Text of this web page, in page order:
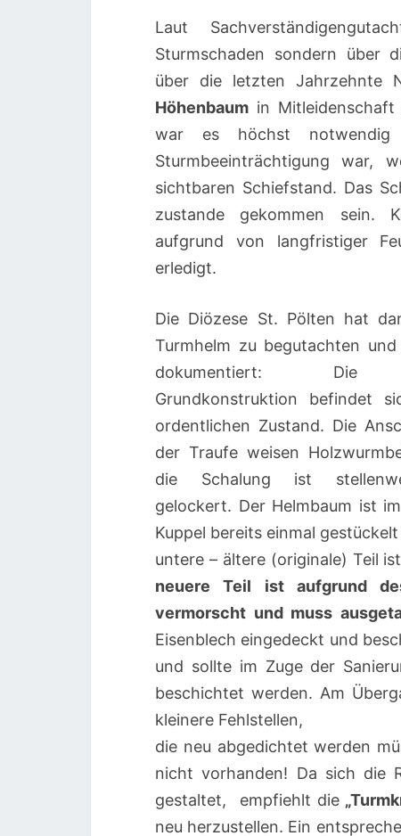
Laut
Sturmschaden sondern über
über die letzten Jahrzehnte
Höhenbaum in
war es höchst
Sturmbeeinträchtigung war,
sichtbaren Schiefstand. Das
zustande gekommen sein.
aufgrund von langfristiger
erledigt.
Die Diözese St. Pölten hat
Turmhelm zu begutachten
dokumentiert: Die
Grundkonstruktion befindet
ordentlichen Zustand. Die
der Traufe weisen
die Schalung ist
gelockert. Der Helmbaum ist
Kuppel bereits einmal
untere – ältere (originale) Teil
neuere Teil ist aufgrund
vermorscht und muss
Eisenblech eingedeckt und
und sollte im Zuge der
beschichtet werden. Am
kleinere Fehlstellen,
die neu abgedichtet werden
nicht vorhanden! Da sich die
gestaltet, empfiehlt die
neu herzustellen. Ein